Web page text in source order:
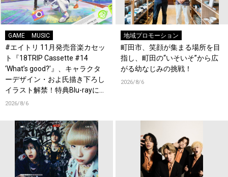
GAME MUSIC
#エイトリ 11月発売音楽カセッ
ト『18TRIP Cassette #14
‘What’s good?’』、キャラクタ
ーデザイン・およ氏描き下ろし
イラスト解禁！特典Blu-rayには
『HAMAツアーズ全体会議』が
2026/8/6
地域プロモーション
町田市、笑顔が集まる場所を目
指し、町田の“いそいそ”から広
がる幼なじみの挑戦！
2026/8/6